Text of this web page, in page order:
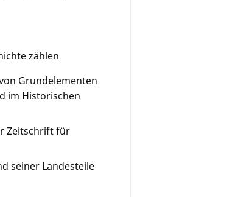
zählen
Grundelementen
im Historischen
Zeitschrift für
seiner Landesteile